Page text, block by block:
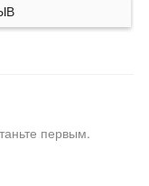
первым.